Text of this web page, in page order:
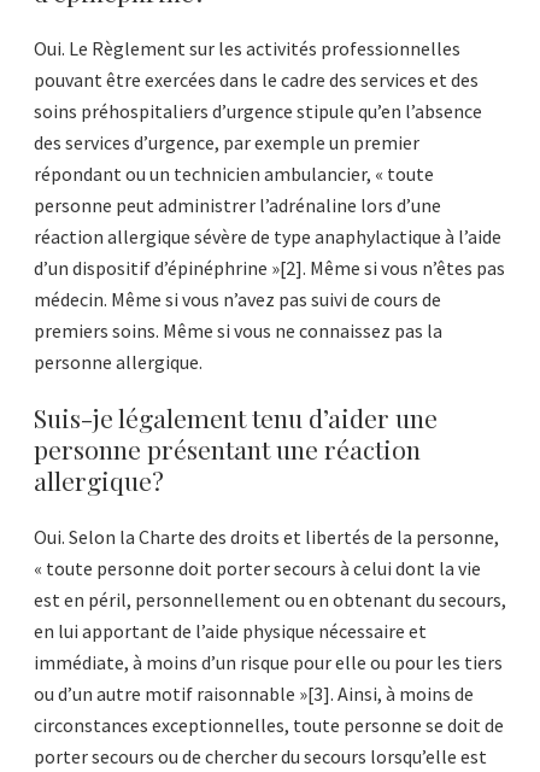
Oui. Le Règlement sur les activités professionnelles
pouvant être exercées dans le cadre des services et des
soins préhospitaliers d’urgence stipule qu’en l’absence
des services d’urgence, par exemple un premier
répondant ou un technicien ambulancier, « toute
personne peut administrer l’adrénaline lors d’une
réaction allergique sévère de type anaphylactique à l’aide
d’un dispositif d’épinéphrine »[2]. Même si vous n’êtes pas
médecin. Même si vous n’avez pas suivi de cours de
premiers soins. Même si vous ne connaissez pas la
personne allergique.
Suis-je légalement tenu d’aider une
personne présentant une réaction
allergique?
Oui. Selon la Charte des droits et libertés de la personne,
« toute personne doit porter secours à celui dont la vie
est en péril, personnellement ou en obtenant du secours,
en lui apportant de l’aide physique nécessaire et
immédiate, à moins d’un risque pour elle ou pour les tiers
ou d’un autre motif raisonnable »[3]. Ainsi, à moins de
circonstances exceptionnelles, toute personne se doit de
porter secours ou de chercher du secours lorsqu’elle est